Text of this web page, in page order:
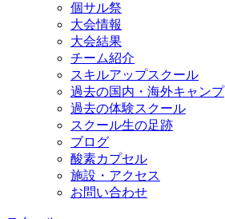
個サル祭
大会情報
大会結果
チーム紹介
スキルアップスクール
過去の国内・海外キャンプ
過去の体験スクール
スクール生の足跡
ブログ
酸素カプセル
施設・アクセス
お問い合わせ